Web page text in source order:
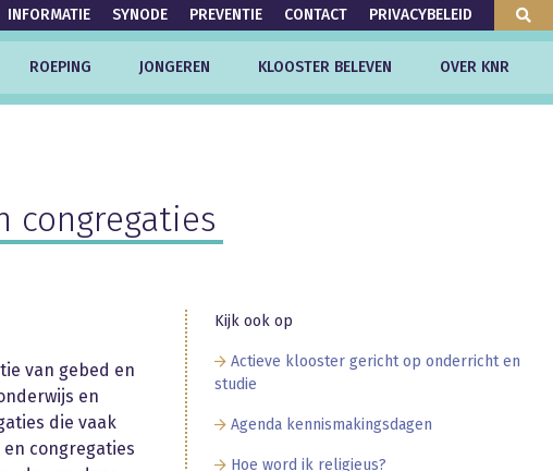
INFORMATIE SYNODE PREVENTIE CONTACT PRIVACYBELEID
ROEPING JONGEREN KLOOSTER BELEVEN OVER KNR
congregaties
van gebed en
en
die vaak
congregaties
Kijk ook op
Actieve klooster gericht op onderricht en
studie
Agenda kennismakingsdagen
Hoe word ik religieus?